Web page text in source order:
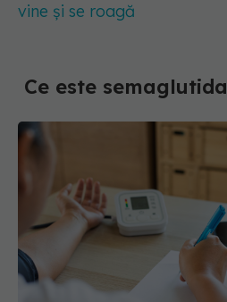
vine și se roagă
Ce este semaglutida